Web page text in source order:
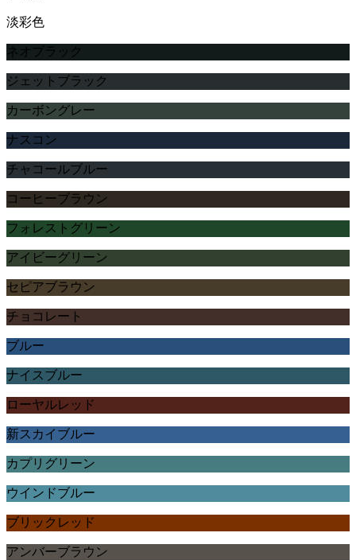
淡彩色
ネオブラック
ジェットブラック
カーボングレー
ナスコン
チャコールブルー
コーヒーブラウン
フォレストグリーン
アイビーグリーン
セピアブラウン
チョコレート
ブルー
ナイスブルー
ローヤルレッド
新スカイブルー
カプリグリーン
ウインドブルー
ブリックレッド
アンバーブラウン